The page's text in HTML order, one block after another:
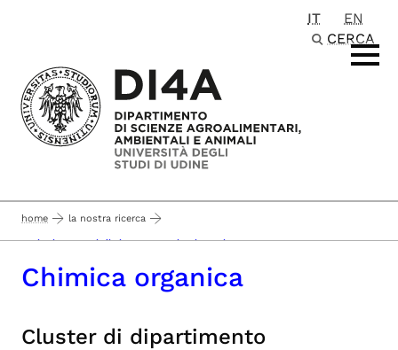
IT
EN
CERCA
home la nostra ricerca
sezioni e gruppi di ricerca - pagina in aggiornamento -
Chimica organica
Cluster di dipartimento